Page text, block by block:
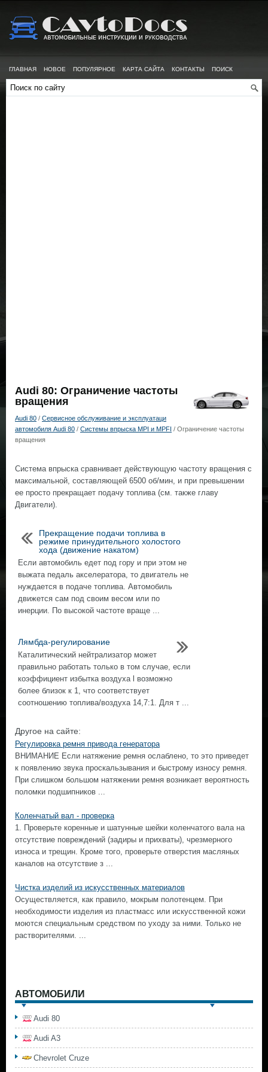
ГЛАВНАЯ НОВОЕ ПОПУЛЯРНОЕ КАРТА САЙТА КОНТАКТЫ ПОИСК
Audi 80: Ограничение частоты
вращения
Audi 80 / Сервисное обслуживание и эксплуатаци
автомобиля Audi 80 / Системы впрыска MPI и MPFI / Ограничение частоты
вращения
Система впрыска сравнивает действующую частоту вращения с
максимальной, составляющей 6500 об/мин, и при превышении
ее просто прекращает подачу топлива (см. также главу
Двигатели).
Прекращение подачи топлива в
режиме принудительного холостого
хода (движение накатом)
Если автомобиль едет под гору и при этом не
выжата педаль акселератора, то двигатель не
нуждается в подаче топлива. Автомобиль
движется сам под своим весом или по
инерции. По высокой частоте враще ...
Лямбда-регулирование
Каталитический нейтрализатор может
правильно работать только в том случае, если
коэффициент избытка воздуха l возможно
более близок к 1, что соответствует
соотношению топлива/воздуха 14,7:1. Для т ...
Другое на сайте:
Регулировка ремня привода генератора
ВНИМАНИЕ Если натяжение ремня ослаблено, то это приведет
к появлению звука проскальзывания и быстрому износу ремня.
При слишком большом натяжении ремня возникает вероятность
поломки подшипников ...
Коленчатый вал - проверка
1. Проверьте коренные и шатунные шейки коленчатого вала на
отсутствие повреждений (задиры и прихваты), чрезмерного
износа и трещин. Кроме того, проверьте отверстия масляных
каналов на отсутствие з ...
Чистка изделий из искусственных материалов
Осуществляется, как правило, мокрым полотенцем. При
необходимости изделия из пластмасс или искусственной кожи
моются специальным средством по уходу за ними. Только не
растворителями. ...
АВТОМОБИЛИ
Audi 80
Audi A3
Chevrolet Cruze